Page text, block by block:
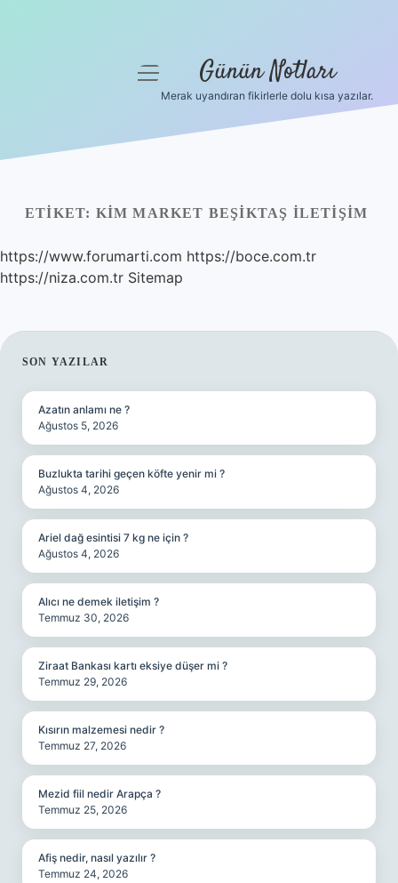
Yasal Uyarı
Hakkımızda
menüyü
Günün Notları
Merak uyandıran fikirlerle dolu kısa yazılar.
ETIKET: KIM MARKET BEŞIKTAŞ İLETIŞIM
https://www.forumarti.com https://boce.com.tr
https://niza.com.tr Sitemap
SIDEBAR
SON YAZILAR
Azatın anlamı ne ?
Ağustos 5, 2026
Buzlukta tarihi geçen köfte yenir mi ?
Ağustos 4, 2026
Ariel dağ esintisi 7 kg ne için ?
Ağustos 4, 2026
Alıcı ne demek iletişim ?
Temmuz 30, 2026
Ziraat Bankası kartı eksiye düşer mi ?
Temmuz 29, 2026
Kısırın malzemesi nedir ?
Temmuz 27, 2026
Mezid fiil nedir Arapça ?
Temmuz 25, 2026
Afiş nedir, nasıl yazılır ?
Temmuz 24, 2026